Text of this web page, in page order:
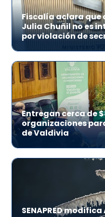
Fiscalía aclara que
Julia Chuñil no es
por violación de
Entregan cerca de
organizaciones
de Valdivia
SENAPRED